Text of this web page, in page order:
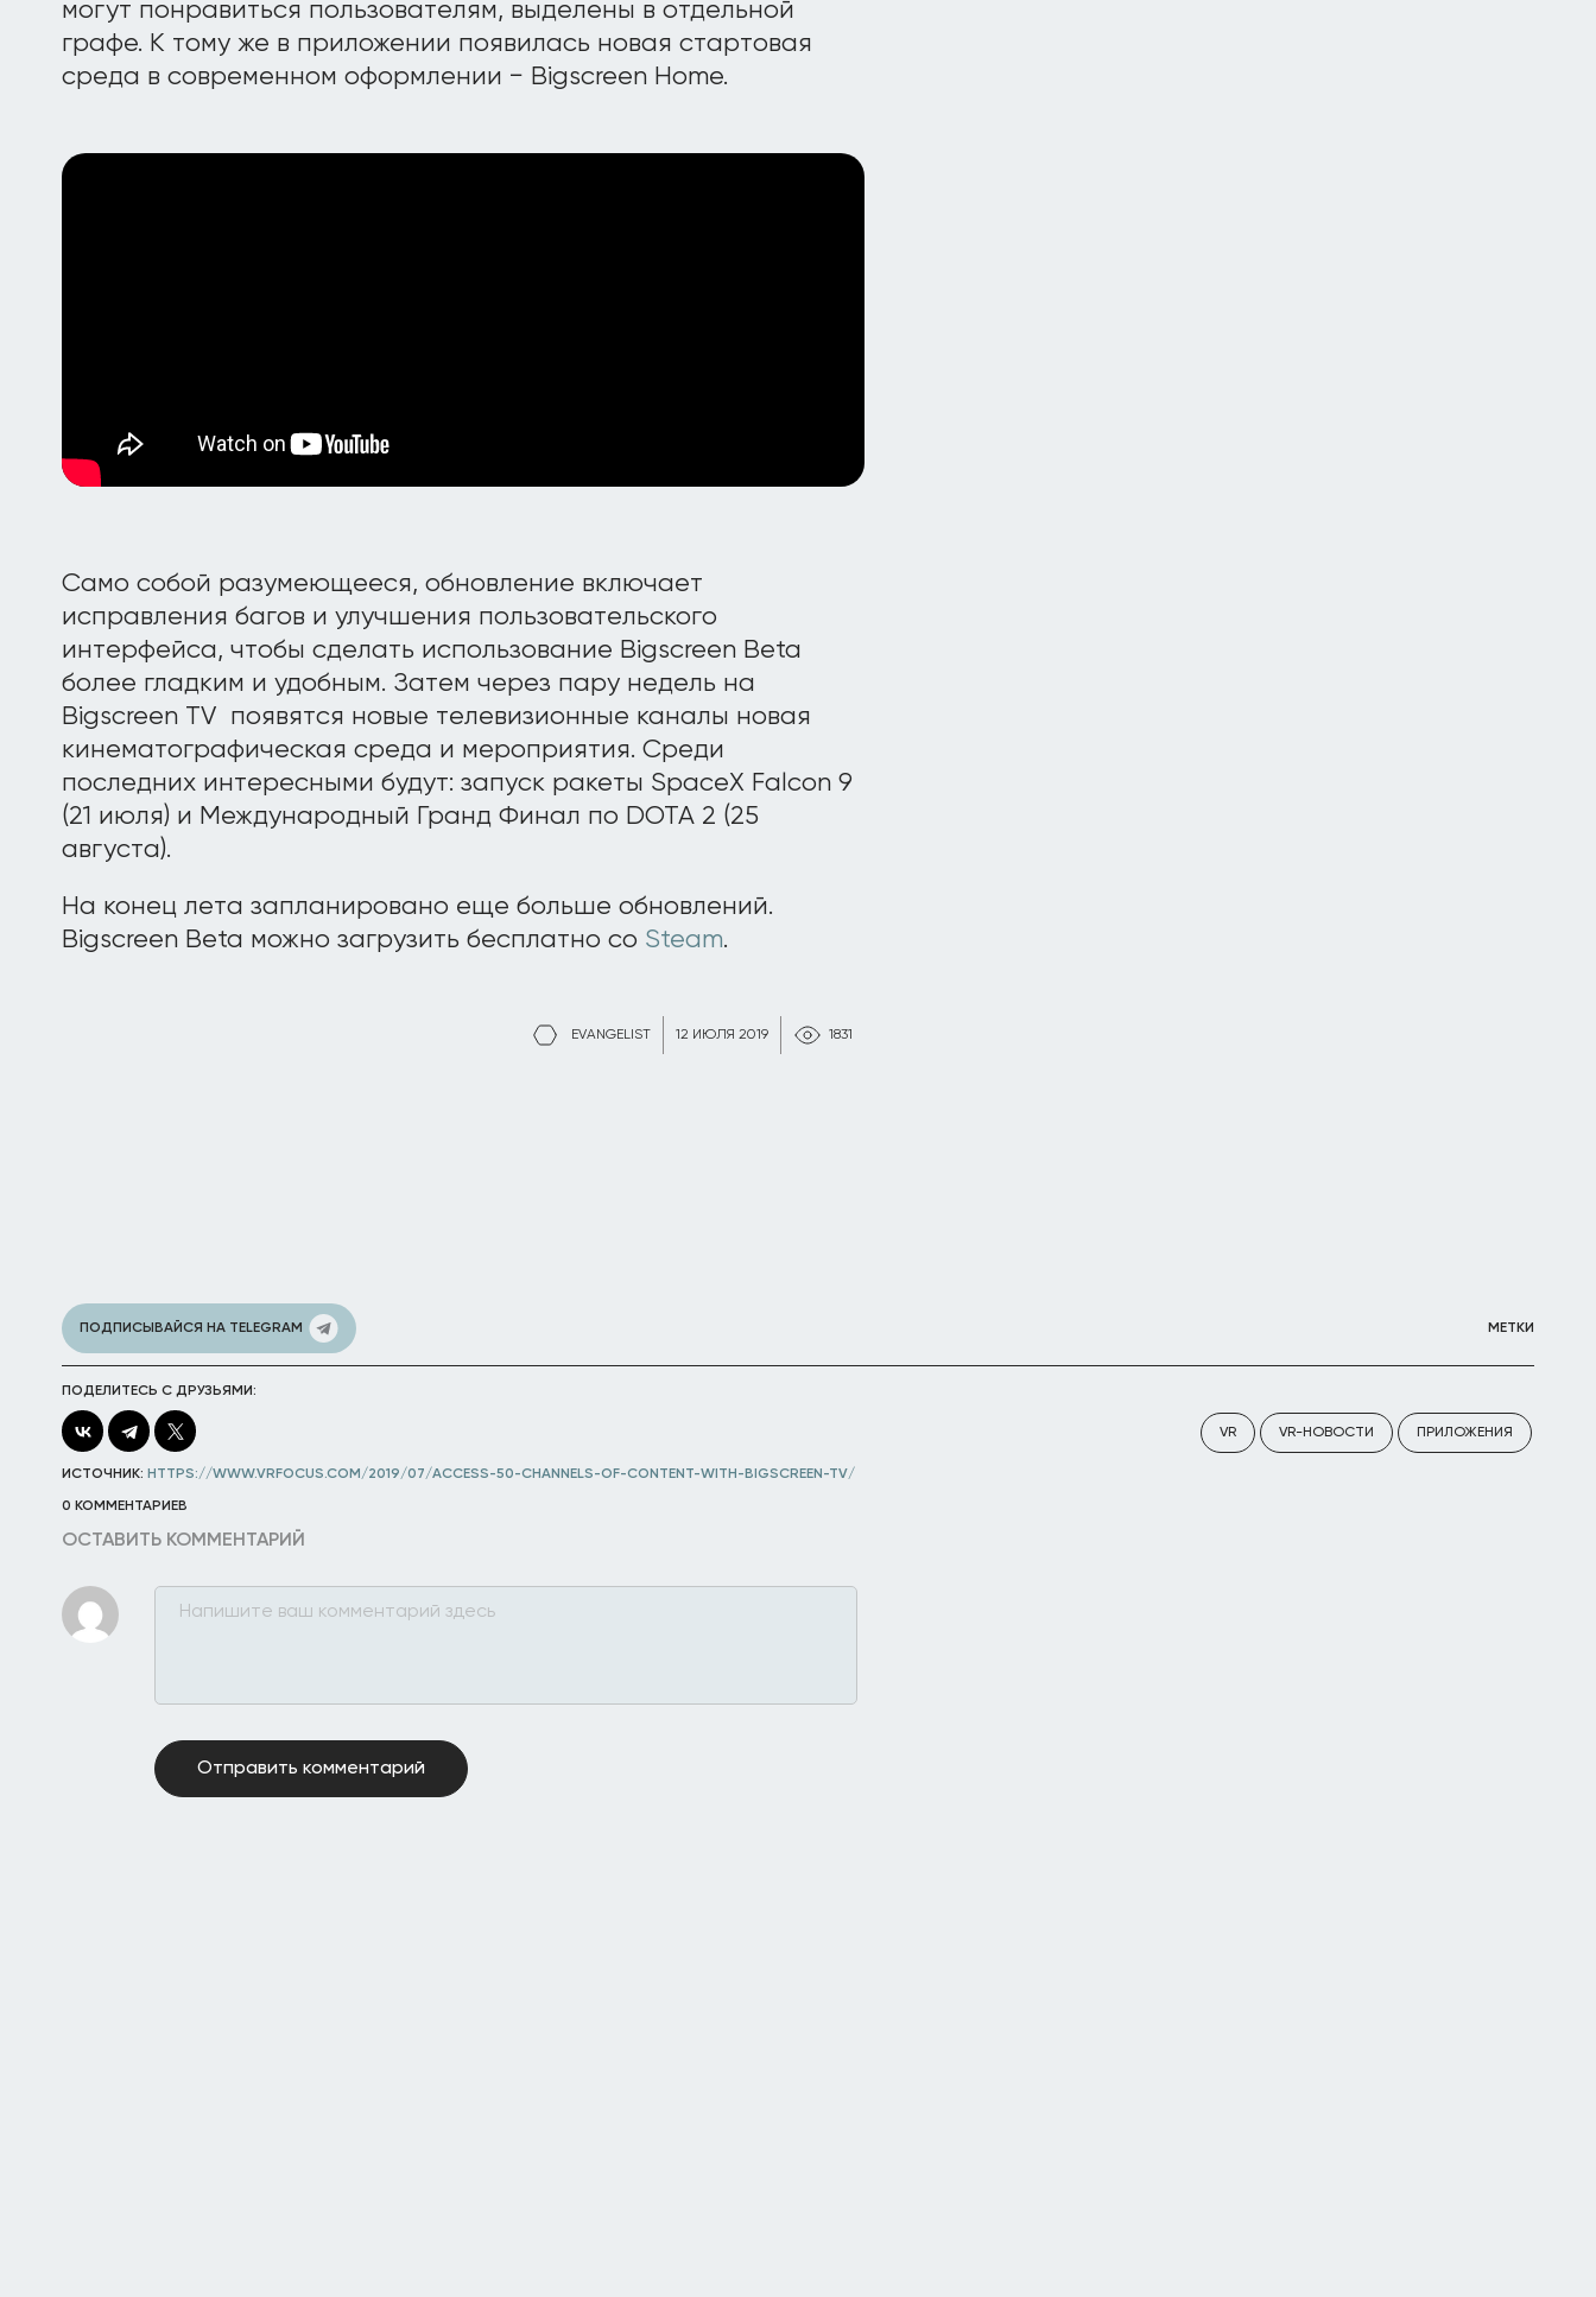
EVANGELIST 12 ИЮЛЯ 2019 1831
могут понравиться пользователям, выделены в отдельной
графе. К тому же в приложении появилась новая стартовая
среда в современном оформлении − Bigscreen Home.
Само собой разумеющееся, обновление включает
исправления багов и улучшения пользовательского
интерфейса, чтобы сделать использование Bigscreen Beta
более гладким и удобным. Затем через пару недель на
Bigscreen TV появятся новые телевизионные каналы новая
кинематографическая среда и мероприятия. Среди
последних интересными будут: запуск ракеты SpaceX Falcon 9
(21 июля) и Международный Гранд Финал по DOTA 2 (25
августа).
На конец лета запланировано еще больше обновлений.
Bigscreen Beta можно загрузить бесплатно со Steam.
ПОДПИСЫВАЙСЯ НА TELEGRAM МЕТКИ
ПОДЕЛИТЕСЬ С ДРУЗЬЯМИ:
VR VR-НОВОСТИ ПРИЛОЖЕНИЯ
ИСТОЧНИК: HTTPS://WWW.VRFOCUS.COM/2019/07/ACCESS-50-CHANNELS-OF-CONTENT-WITH-BIGSCREEN-TV/
0 КОММЕНТАРИЕВ
ОСТАВИТЬ КОММЕНТАРИЙ